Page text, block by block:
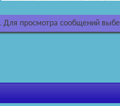
. Для просмотра сообщений